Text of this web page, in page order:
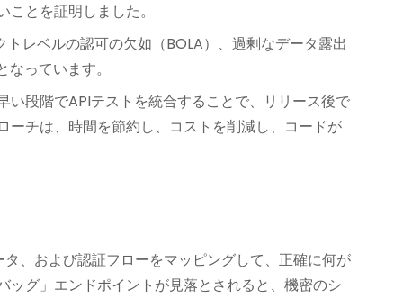
とを証明しました。
レベルの認可の欠如（BOLA）、過剰なデータ露出
っています。
段階でAPIテストを統合することで、リリース後で
チは、時間を節約し、コストを削減し、コードが
、および認証フローをマッピングして、正確に何が
グ」エンドポイントが見落とされると、機密のシ